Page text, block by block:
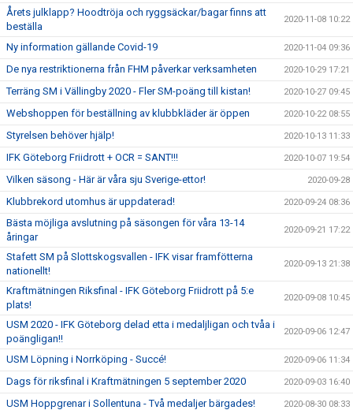
Årets julklapp? Hoodtröja och ryggsäckar/bagar finns att
beställa
2020-11-08 10:22
Ny information gällande Covid-19 2020-11-04 09:36
De nya restriktionerna från FHM påverkar verksamheten 2020-10-29 17:21
Terräng SM i Vällingby 2020 - Fler SM-poäng till kistan! 2020-10-27 09:45
Webshoppen för beställning av klubbkläder är öppen 2020-10-22 08:55
Styrelsen behöver hjälp! 2020-10-13 11:33
IFK Göteborg Friidrott + OCR = SANT!!! 2020-10-07 19:54
Vilken säsong - Här är våra sju Sverige-ettor! 2020-09-28
Klubbrekord utomhus är uppdaterad! 2020-09-24 08:36
Bästa möjliga avslutning på säsongen för våra 13-14
åringar
2020-09-21 17:22
Stafett SM på Slottskogsvallen - IFK visar framfötterna
nationellt!
2020-09-13 21:38
Kraftmätningen Riksfinal - IFK Göteborg Friidrott på 5:e
plats!
2020-09-08 10:45
USM 2020 - IFK Göteborg delad etta i medaljligan och tvåa i
poängligan!!
2020-09-06 12:47
USM Löpning i Norrköping - Succé! 2020-09-06 11:34
Dags för riksfinal i Kraftmätningen 5 september 2020 2020-09-03 16:40
USM Hoppgrenar i Sollentuna - Två medaljer bärgades! 2020-08-30 08:33